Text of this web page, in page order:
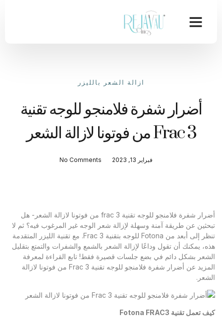
ازالة الشعر بالليزر
أضرار شفرة فلامنجو للوجه تقنية
Frac 3 من فوتونا لازالة الشعر
فبراير 13, 2023 No Comments
أضرار شفرة فلامنجو للوجه تقنية frac 3 من فوتونا لازالة الشعر- هل
تبحثين عن طريقة آمنة وسهلة لإزالة شعر الوجه غير المرغوب فيه؟ ثم لا
تنظر إلى أبعد من Fotona للوجه بتقنية Frac 3. مع تقنية الليزر المتقدمة
هذه، يمكنك أن تقول وداعًا لإزالة الشعر بالشمع والشفرات والتمتع بتقليل
الشعر بشكل دائم في بضع جلسات قصيرة فقط! تابع القراءة لمعرفة
المزيد عن أضرار شفرة فلامنجو للوجه تقنية Frac 3 من فوتونا لازالة
الشعر.
كيف تعمل تقنية